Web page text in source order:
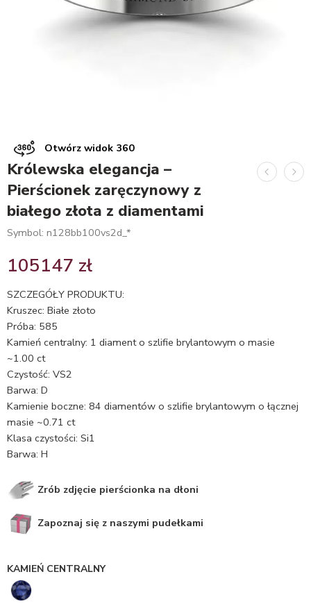
Otwórz widok 360
Królewska elegancja –
Pierścionek zaręczynowy z
białego złota z diamentami
Symbol: n128bb100vs2d_*
105147 zł
SZCZEGÓŁY PRODUKTU:
Kruszec: Białe złoto
Próba: 585
Kamień centralny: 1 diament o szlifie brylantowym o masie
~1.00 ct
Czystość: VS2
Barwa: D
Kamienie boczne: 84 diamentów o szlifie brylantowym o łącznej
masie ~0.71 ct
Klasa czystości: Si1
Barwa: H
Zrób zdjęcie pierścionka na dłoni
Zapoznaj się z naszymi pudełkami
KAMIEŃ CENTRALNY